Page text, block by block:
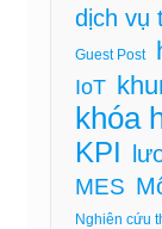
dịch vụ
Guest Post
IoT
khóa
KPI
MES
Nghiên cứu